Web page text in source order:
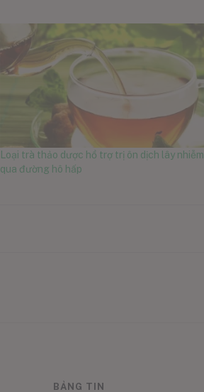
Loại trà thảo dược hổ trợ trị ôn dịch lây nhiễm
qua đường hô hấp
BẢNG TIN